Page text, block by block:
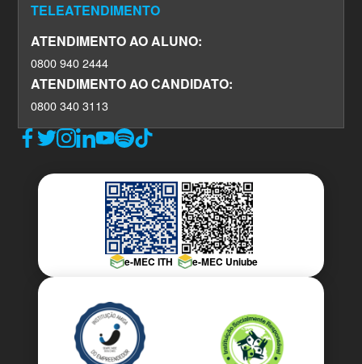
TELEATENDIMENTO
ATENDIMENTO AO ALUNO:
0800 940 2444
ATENDIMENTO AO CANDIDATO:
0800 340 3113
e-MEC ITH e-MEC Uniube